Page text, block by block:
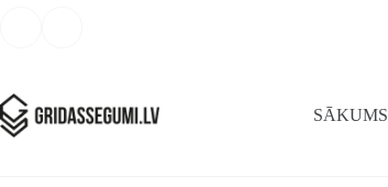
SĀKUMS